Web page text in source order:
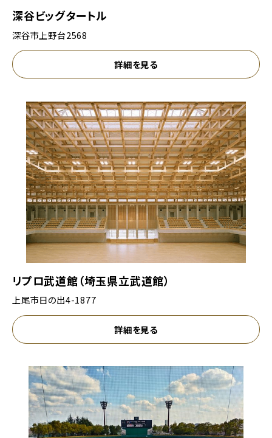
深谷ビッグタートル
深谷市上野台2568
詳細を見る
リプロ武道館（埼玉県立武道館）
上尾市日の出4-1877
詳細を見る